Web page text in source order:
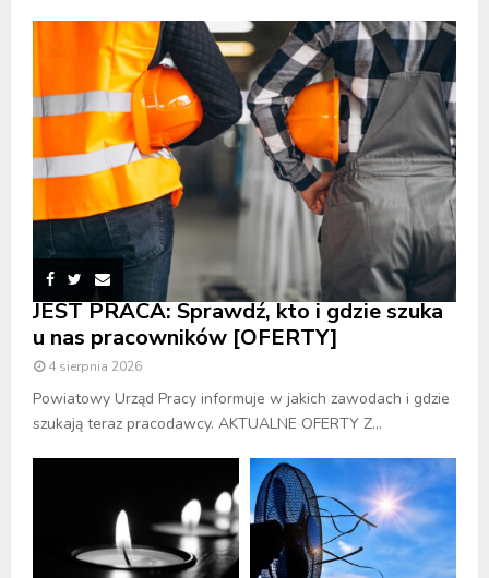
JEST PRACA: Sprawdź, kto i gdzie szuka
u nas pracowników [OFERTY]
4 sierpnia 2026
Powiatowy Urząd Pracy informuje w jakich zawodach i gdzie
szukają teraz pracodawcy. AKTUALNE OFERTY Z...